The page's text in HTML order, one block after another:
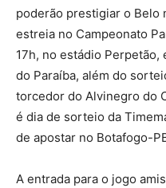
poderão prestigiar o Belo
estreia no Campeonato
17h, no estádio Perpetão,
do Paraíba, além do
torcedor do Alvinegro do
é dia de sorteio da
de apostar no Botafogo-
A entrada para o jogo